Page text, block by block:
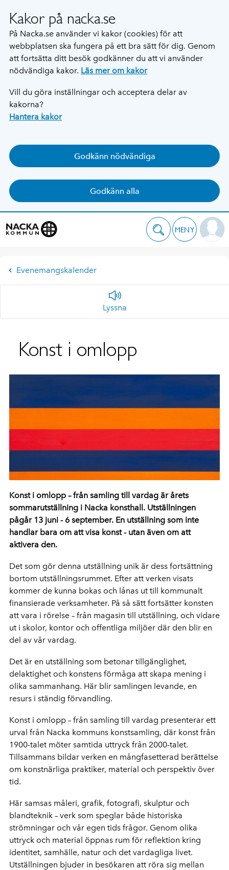
Kakor på nacka.se
På Nacka.se använder vi kakor (cookies) för att
webbplatsen ska fungera på ett bra sätt för dig. Genom
att fortsätta ditt besök godkänner du att vi använder
nödvändiga kakor. Läs mer om kakor
Vill du göra inställningar och acceptera delar av
kakorna?
Hantera kakor
Godkänn nödvändiga
Godkänn alla
MENY
Evenemangskalender
Lyssna
Konst i omlopp
Konst i omlopp – från samling till vardag är årets
sommarutställning i Nacka konsthall. Utställningen
pågår 13 juni - 6 september. En utställning som inte
handlar bara om att visa konst - utan även om att
aktivera den.
Det som gör denna utställning unik är dess fortsättning
bortom utställningsrummet. Efter att verken visats
kommer de kunna bokas och lånas ut till kommunalt
finansierade verksamheter. På så sätt fortsätter konsten
att vara i rörelse – från magasin till utställning, och vidare
ut i skolor, kontor och offentliga miljöer där den blir en
del av vår vardag.
Det är en utställning som betonar tillgänglighet,
delaktighet och konstens förmåga att skapa mening i
olika sammanhang. Här blir samlingen levande, en
resurs i ständig förvandling.
Konst i omlopp – från samling till vardag presenterar ett
urval från Nacka kommuns konstsamling, där konst från
1900-talet möter samtida uttryck från 2000-talet.
Tillsammans bildar verken en mångfasetterad berättelse
om konstnärliga praktiker, material och perspektiv över
tid.
Här samsas måleri, grafik, fotografi, skulptur och
blandteknik – verk som speglar både historiska
strömningar och vår egen tids frågor. Genom olika
uttryck och material öppnas rum för reflektion kring
identitet, samhälle, natur och det vardagliga livet.
Utställningen bjuder in besökaren att röra sig mellan